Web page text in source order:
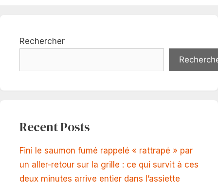
Rechercher
Recent Posts
Fini le saumon fumé rappelé « rattrapé » par
un aller-retour sur la grille : ce qui survit à ces
deux minutes arrive entier dans l’assiette